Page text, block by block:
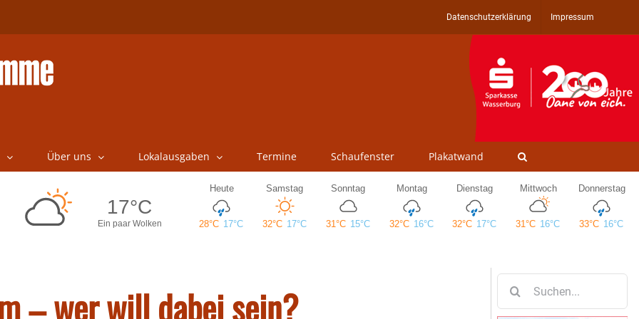
Datenschutzerklärung Impressum
Über uns Lokalausgaben Termine Schaufenster Plakatwand
– wer will dabei sein?
nach: